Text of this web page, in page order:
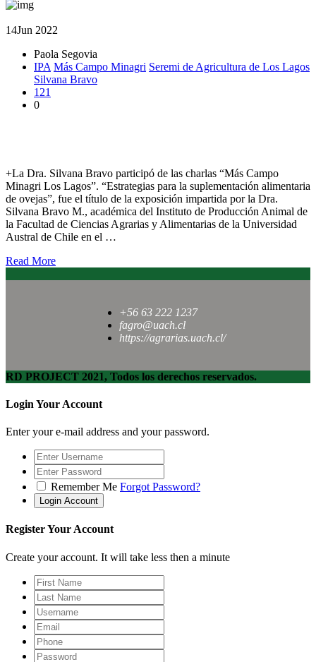
14Jun 2022
Paola Segovia
IPA Más Campo Minagri Seremi de Agricultura de Los Lagos
Silvana Bravo
121
0
+La Dra. Silvana Bravo participó de las charlas “Más Campo
Minagri Los Lagos”. “Estrategias para la suplementación alimentaria
de ovejas”, fue el título de la exposición impartida por la Dra.
Silvana Bravo M., académica del Instituto de Producción Animal de
la Facultad de Ciencias Agrarias y Alimentarias de la Universidad
Austral de Chile en el …
Read More
+56 63 222 1237
fagro@uach.cl
https://agrarias.uach.cl/
RD PROJECT 2021, Todos los derechos reservados.
Login Your Account
Enter your e-mail address and your password.
Remember Me Forgot Password?
Register Your Account
Create your account. It will take less then a minute